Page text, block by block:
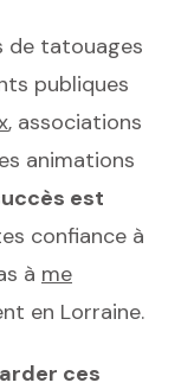
de tatouages
publiques
, associations
animations
est
confiance à
à me
en Lorraine.
ces